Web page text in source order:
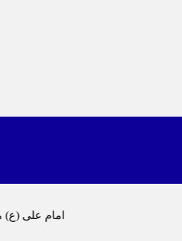
امام علی (ع) می فرماید : هر کس از خود بدگویی و